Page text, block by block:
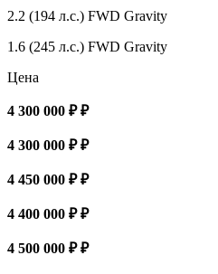
2.2 (194 л.с.) FWD Gravity
1.6 (245 л.с.) FWD Gravity
Цена
4 300 000 ₽ ₽
4 300 000 ₽ ₽
4 450 000 ₽ ₽
4 400 000 ₽ ₽
4 500 000 ₽ ₽